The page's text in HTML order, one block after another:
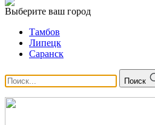
Выберите ваш город
Тамбов
Липецк
Саранск
Поиск